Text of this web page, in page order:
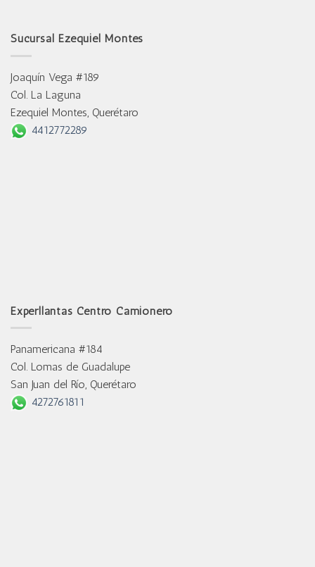
Sucursal Ezequiel Montes
Joaquín Vega #189
Col. La Laguna
Ezequiel Montes, Querétaro
4412772289
Experllantas Centro Camionero
Panamericana #184
Col. Lomas de Guadalupe
San Juan del Río, Querétaro
4272761811